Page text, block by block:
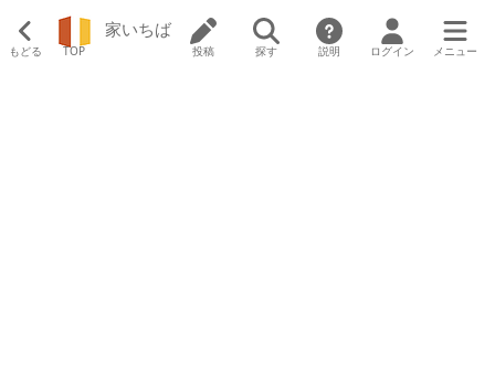
もどる TOP
家いちば
投稿 探す 説明 ログイン メニュー